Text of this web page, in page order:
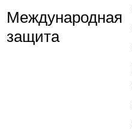
Международная
защита